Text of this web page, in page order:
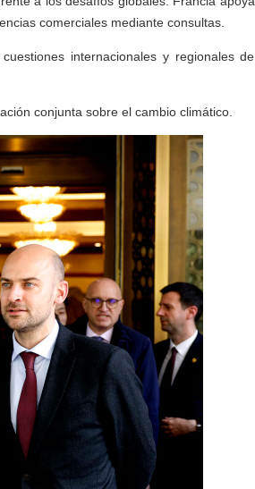
comerciales mediante consultas.
internacionales y regionales de
conjunta sobre el cambio climático.